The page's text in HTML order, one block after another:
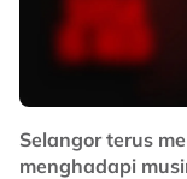
Selangor terus
menghadapi